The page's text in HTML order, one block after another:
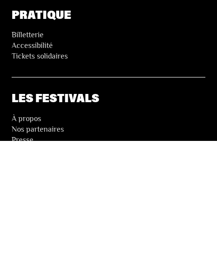
PRATIQUE
Billetterie
Accessibilité
Tickets solidaires
LES FESTIVALS
À propos
Nos partenaires
Presse